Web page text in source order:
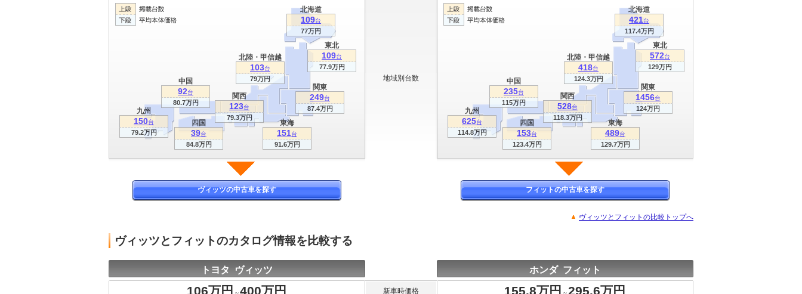
関東
249台
87.4万円
関西
123台
79.3万円
東海
151台
91.6万円
北海道
109台
77万円
九州
150台
79.2万円
東北
109台
77.9万円
北陸・甲信越
103台
79万円
中国
92台
80.7万円
四国
39台
84.8万円
地域別台数
関東
1456台
124万円
関西
528台
118.3万円
東海
489台
129.7万円
北海道
421台
117.4万円
九州
625台
114.8万円
東北
572台
129万円
北陸・甲信越
418台
124.3万円
中国
235台
115万円
四国
153台
123.4万円
ヴィッツの中古車を探す フィットの中古車を探す
ヴィッツとフィットの比較トップへ
ヴィッツとフィットのカタログ情報を比較する
トヨタ ヴィッツ ホンダ フィット
106万円 ～400万円 新車時価格 155.8万円 ～295.6万円